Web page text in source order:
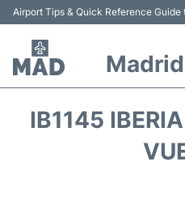
Airport Tips & Quick Reference
IB1145